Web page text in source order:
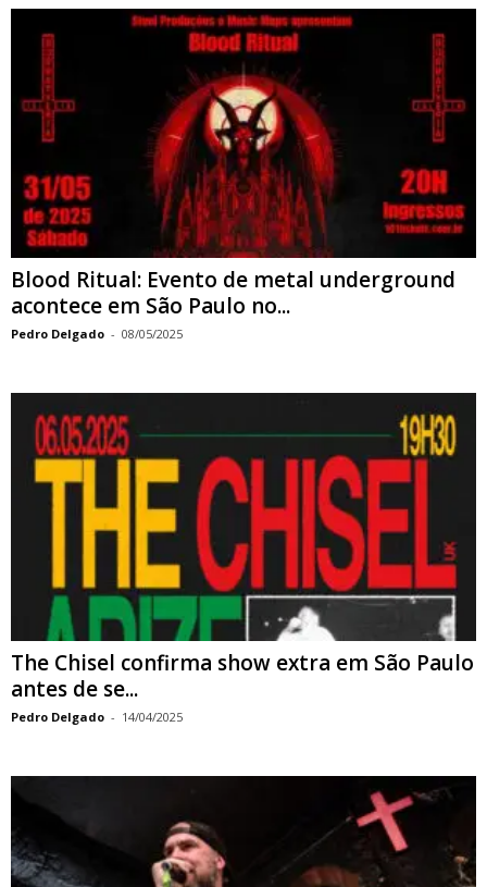
Blood Ritual: Evento de metal underground
acontece em São Paulo no...
Pedro Delgado - 08/05/2025
The Chisel confirma show extra em São Paulo
antes de se...
Pedro Delgado - 14/04/2025